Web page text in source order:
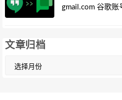
gmail.com 谷歌账
文章归档